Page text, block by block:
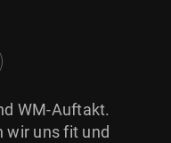
WM-Auftakt.
wir uns fit und